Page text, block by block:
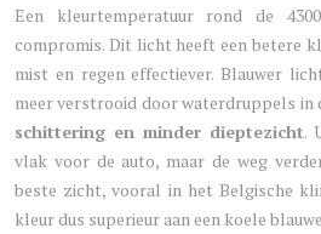
Een kleurtemperatuur rond de
compromis. Dit licht heeft een betere
mist en regen effectiever. Blauwer
meer verstrooid door waterdruppels
schittering en minder dieptezicht.
vlak voor de auto, maar de weg
beste zicht, vooral in het Belgische
kleur dus superieur aan een koele